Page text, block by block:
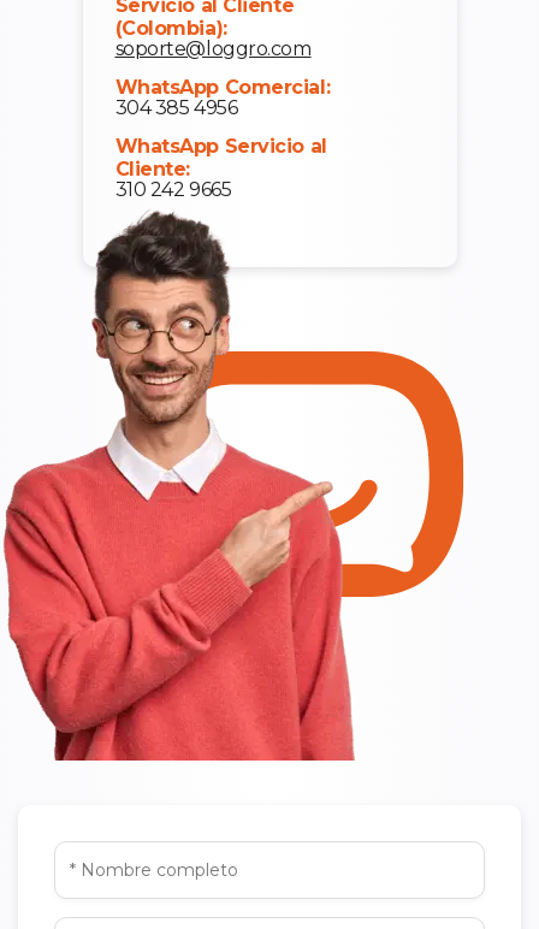
Servicio al Cliente
(Colombia):
soporte@loggro.com
WhatsApp Comercial:
304 385 4956
WhatsApp Servicio al
Cliente:
310 242 9665